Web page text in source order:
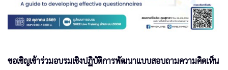
ขอเชิญเข้าร่วมอบรมเชิงปฏิบัติการพัฒนาแบบสอบถามความคิดเห็น